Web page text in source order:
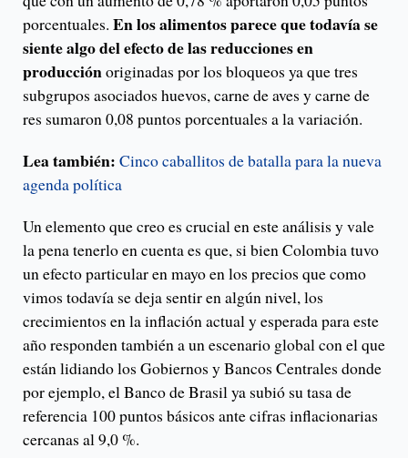
porcentuales. En los alimentos parece que todavía se
siente algo del efecto de las reducciones en
producciónoriginadas por los bloqueos ya que tres
subgrupos asociados huevos, carne de aves y carne de
res sumaron 0,08 puntos porcentuales a la variación.
Lea también: Cinco caballitos de batalla para la nueva
agenda política
Un elemento que creo es crucial en este análisis y vale
la pena tenerlo en cuenta es que, si bien Colombia tuvo
un efecto particular en mayo en los precios que como
vimos todavía se deja sentir en algún nivel, los
crecimientos en la inflación actual y esperada para este
año responden también a un escenario global con el que
están lidiando los Gobiernos y Bancos Centrales donde
por ejemplo, el Banco de Brasil ya subió su tasa de
referencia 100 puntos básicos ante cifras inflacionarias
cercanas al 9,0 %.